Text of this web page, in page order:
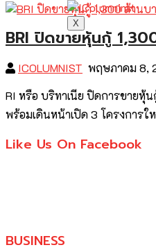
X
BRI ปิดขายหุ้นกู้
ICOLUMNIST พฤษภาคม 8,
RI หรือ บริทาเนีย ปิดการขายหุ้
พร้อมเดินหน้าเปิด 3 โครงการ
Like Us On Facebook
BUSINESS